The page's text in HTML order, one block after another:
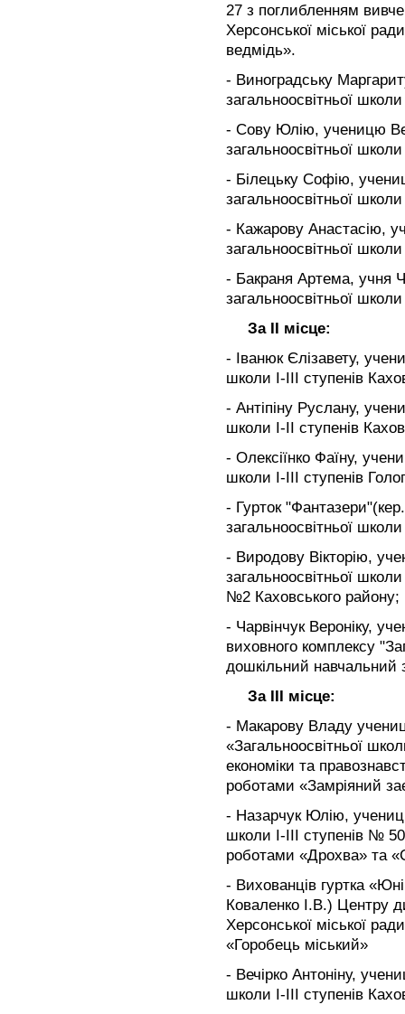
27 з поглибленням
Херсонської міської
ведмідь».
- Виноградську
загальноосвітньої
- Сову Юлію, ученицю
загальноосвітньої
- Білецьку Софію,
загальноосвітньої
- Кажарову Анастасію,
загальноосвітньої школи
- Бакраня Артема, учня
загальноосвітньої
За ІІ місце:
- Іванюк Єлізавету,
школи І-ІІІ ступенів
- Антіпіну Руслану,
школи І-ІІ ступенів
- Олексіїнко Фаїну,
школи І-ІІІ ступенів
- Гурток
загальноосвітньої школи
- Виродову Вікторію,
загальноосвітньої
№2 Каховського району;
- Чарвінчук Вероніку,
виховного комплексу
дошкільний навчальний
За ІІІ місце:
- Макарову Владу
«Загальноосвітньої
економіки та
роботами «Замріяний
- Назарчук Юлію,
школи І-ІІІ ступенів №
роботами «Дрохва» та
- Вихованців гуртка
Коваленко І.В.) Центру
Херсонської міської
«Горобець міський»
- Вечірко Антоніну,
школи І-ІІІ ступенів